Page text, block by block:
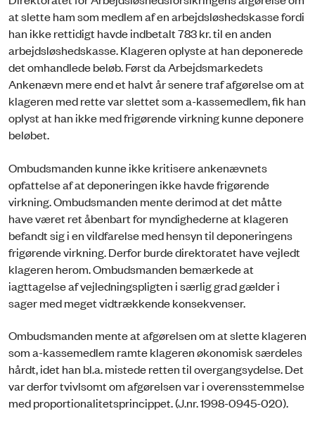
at slette ham som medlem af en arbejdsløshedskasse fordi
han ikke rettidigt havde indbetalt 783 kr. til en anden
arbejdsløshedskasse. Klageren oplyste at han deponerede
det omhandlede beløb. Først da Arbejdsmarkedets
Ankenævn mere end et halvt år senere traf afgørelse om at
klageren med rette var slettet som a-kassemedlem, fik han
oplyst at han ikke med frigørende virkning kunne deponere
beløbet.
Ombudsmanden kunne ikke kritisere ankenævnets
opfattelse af at deponeringen ikke havde frigørende
virkning. Ombudsmanden mente derimod at det måtte
have været ret åbenbart for myndighederne at klageren
befandt sig i en vildfarelse med hensyn til deponeringens
frigørende virkning. Derfor burde direktoratet have vejledt
klageren herom. Ombudsmanden bemærkede at
iagttagelse af vejledningspligten i særlig grad gælder i
sager med meget vidtrækkende konsekvenser.
Ombudsmanden mente at afgørelsen om at slette klageren
som a-kassemedlem ramte klageren økonomisk særdeles
hårdt, idet han bl.a. mistede retten til overgangsydelse. Det
var derfor tvivlsomt om afgørelsen var i overensstemmelse
med proportionalitetsprincippet. (J.nr. 1998-0945-020).